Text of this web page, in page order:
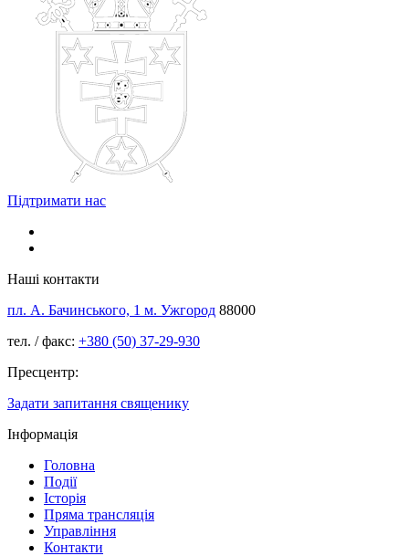
Підтримати нас
Наші контакти
пл. А. Бачинського, 1 м. Ужгород 88000
тел. / факс: +380 (50) 37-29-930
Пресцентр:
Задати запитання священику
Інформація
Головна
Події
Історія
Пряма трансляція
Управління
Контакти